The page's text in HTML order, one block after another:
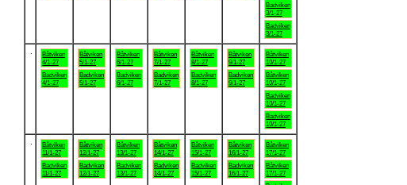
Badviken
3/1-27
Badviken
3/1-27
Båtviken
4/1-27
Badviken
4/1-27
Båtviken
5/1-27
Badviken
5/1-27
Båtviken
6/1-27
Badviken
6/1-27
Båtviken
7/1-27
Badviken
7/1-27
Båtviken
8/1-27
Badviken
8/1-27
Båtviken
9/1-27
Badviken
9/1-27
Båtviken
10/1-27
Båtviken
10/1-27
Badviken
10/1-27
Badviken
10/1-27
Båtviken
11/1-27
Badviken
11/1-27
Båtviken
12/1-27
Badviken
12/1-27
Båtviken
13/1-27
Badviken
13/1-27
Båtviken
14/1-27
Badviken
14/1-27
Båtviken
15/1-27
Badviken
15/1-27
Båtviken
16/1-27
Badviken
16/1-27
Båtviken
17/1-27
Båtviken
17/1-27